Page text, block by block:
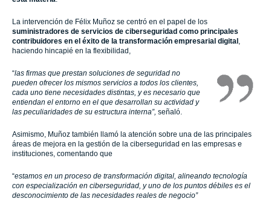
La intervención de Félix Muñoz se centró en el papel de los
suministradores de servicios de ciberseguridad como principales
contribuidores en el éxito de la transformación empresarial digital ,
haciendo hincapié en la flexibilidad,
“las firmas que prestan soluciones de seguridad no
pueden ofrecer los mismos servicios a todos los clientes,
cada uno tiene necesidades distintas, y es necesario que
entiendan el entorno en el que desarrollan su actividad y
las peculiaridades de su estructura interna”, señaló.
Asimismo, Muñoz también llamó la atención sobre una de las principales
áreas de mejora en la gestión de la ciberseguridad en las empresas e
instituciones, comentando que
“estamos en un proceso de transformación digital, alineando tecnología
con especialización en ciberseguridad, y uno de los puntos débiles es el
desconocimiento de las necesidades reales de negocio”